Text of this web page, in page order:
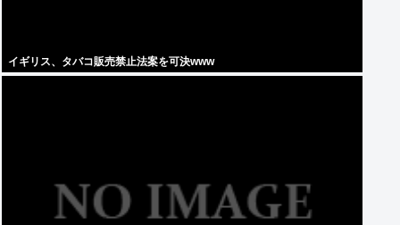
イギリス、タバコ販売禁止法案を可決www